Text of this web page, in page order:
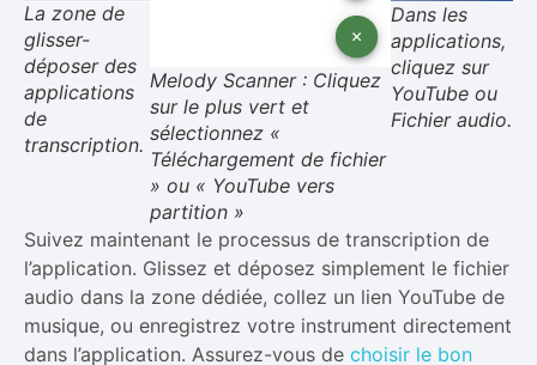
La zone de
glisser-
déposer des
applications
de
transcription.
Melody Scanner : Cliquez
sur le plus vert et
sélectionnez «
Téléchargement de fichier
» ou « YouTube vers
partition »
Dans les
applications,
cliquez sur
YouTube ou
Fichier audio.
Suivez maintenant le processus de transcription de
l’application. Glissez et déposez simplement le fichier
audio dans la zone dédiée, collez un lien YouTube de
musique, ou enregistrez votre instrument directement
dans l’application. Assurez-vous de choisir le bon